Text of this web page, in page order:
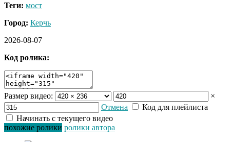
Теги: мост
Город: Керчь
2026-08-07
Код ролика:
Размер видео:
×
Отмена
Код для плейлиста
Начинать с текущего видео
похожие ролики ролики автора